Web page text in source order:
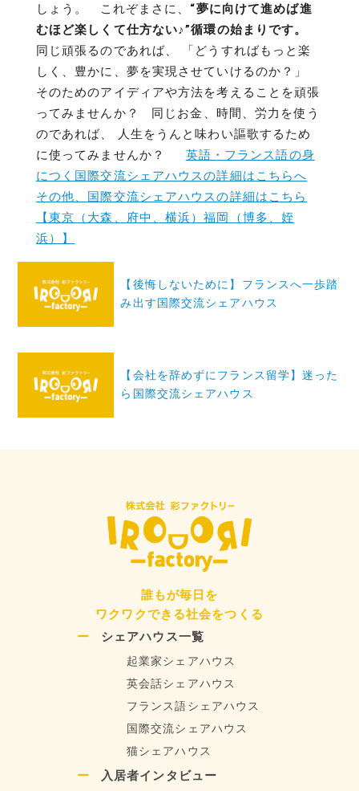
しょう。 これぞまさに、 “夢に向けて進めば進
むほど楽しくて仕方ない♪”循環の始まりです。
同じ頑張るのであれば、 「どうすればもっと楽
しく、豊かに、夢を実現させていけるのか？」
そのためのアイディアや方法を考えることを頑張
ってみませんか？ 同じお金、時間、労力を使う
のであれば、 人生をうんと味わい謳歌するため
に使ってみませんか？ 英語・フランス語の身
につく国際交流シェアハウスの詳細はこちらへ
その他、国際交流シェアハウスの詳細はこちら
【東京（大森、府中、横浜）福岡（博多、姪
浜）】
投
シ
【後悔しないために】フランスへ一歩踏
み出す国際交流シェアハウス
【会社を辞めずにフランス留学】迷った
ら国際交流シェアハウス
誰もが毎日を
ワクワクできる社会をつくる
シェアハウス一覧
起業家シェアハウス
英会話シェアハウス
フランス語シェアハウス
国際交流シェアハウス
猫シェアハウス
入居者インタビュー